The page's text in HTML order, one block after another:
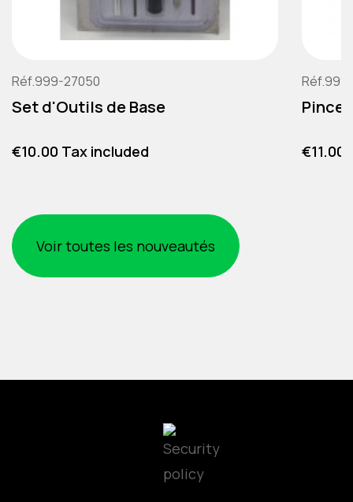
Réf.999-27050
Set d'Outils de Base
Price
€10.00 Tax included
Pince
Price
€11.00
Voir toutes les nouveautés